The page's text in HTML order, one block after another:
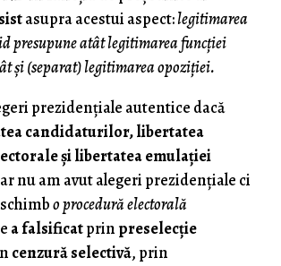
asupra acestui aspect:legitimarea
presupune atât legitimarea funcţiei
şi (separat) legitimarea opoziţiei.
prezidenţiale autentice dacă
candidaturilor, libertatea
şi libertatea emulaţiei
nu am avut alegeri prezidenţiale ci
o procedură electorală
a falsificatprin preselecţie
cenzură selectivă, prin